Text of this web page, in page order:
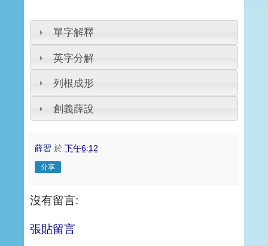
單字解釋
英字分解
列根成形
創義薛說
薛習 於 下午6:12
分享
沒有留言:
張貼留言